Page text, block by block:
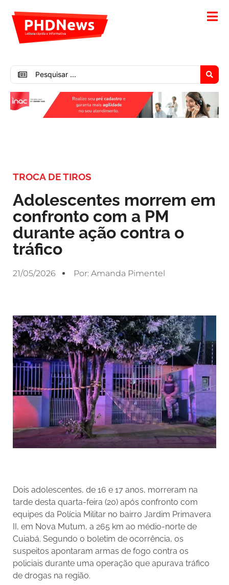
TROCA DE TIROS
Adolescentes morrem em
confronto com a PM
durante ação contra o
tráfico
21/05/2026 Por: Amanda Pimentel
Dois adolescentes, de 16 e 17 anos, morreram na
tarde desta quarta-feira (20) após confronto com
equipes da Polícia Militar no bairro Jardim Primavera
II, em Nova Mutum, a 265 km ao médio-norte de
Cuiabá. Segundo o boletim de ocorrência, os
suspeitos apontaram armas de fogo contra os
policiais durante uma operação que apurava tráfico
de drogas na região.